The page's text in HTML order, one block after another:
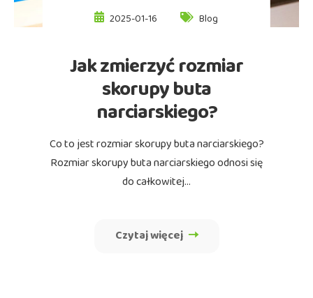
2025-01-16 Blog
Jak zmierzyć rozmiar
skorupy buta
narciarskiego?
Co to jest rozmiar skorupy buta narciarskiego?
Rozmiar skorupy buta narciarskiego odnosi się
do całkowitej…
Czytaj więcej